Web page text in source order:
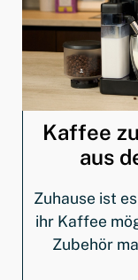
Kaffee
aus
Zuhause ist
ihr Kaffee
Zubehör